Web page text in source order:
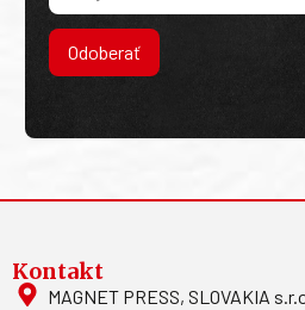
Odoberať
Kontakt
MAGNET PRESS, SLOVAKIA